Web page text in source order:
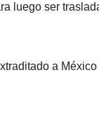
luego ser
a